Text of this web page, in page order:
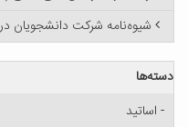
شیوه‌نامه شرکت دانشجویان
دسته‌ها
- اساتید